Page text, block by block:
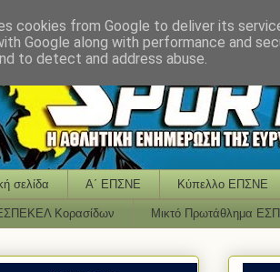
σελίδα Α΄ ΕΠΣΝΕ Κύπελλο ΕΠΣΝΕ
Κορασίδων Μικτό Πρωτάθλημα
cookies from Google to deliver its
Google along with performance and
to detect and address abuse.